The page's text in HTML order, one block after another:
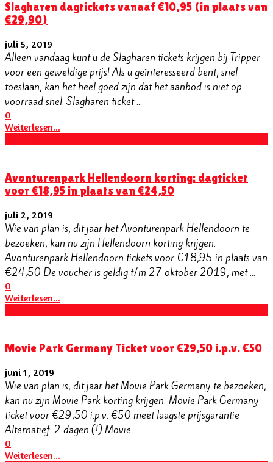
Slagharen dagtickets vanaaf €10,95 (in plaats van
€29,90)
juli 5, 2019
Alleen vandaag kunt u de Slagharen tickets krijgen bij Tripper
voor een geweldige prijs! Als u geïnteresseerd bent, snel
toeslaan, kan het heel goed zijn dat het aanbod is niet op
voorraad snel. Slagharen ticket ...
0
Weiterlesen...
Avonturenpark Hellendoorn korting: dagticket
voor €18,95 in plaats van €24,50
juli 2, 2019
Wie van plan is, dit jaar het Avonturenpark Hellendoorn te
bezoeken, kan nu zijn Hellendoorn korting krijgen.
Avonturenpark Hellendoorn tickets voor €18,95 in plaats van
€24,50 De voucher is geldig t/m 27 oktober 2019, met ...
0
Weiterlesen...
Movie Park Germany Ticket voor €29,50 i.p.v. €50
juni 1, 2019
Wie van plan is, dit jaar het Movie Park Germany te bezoeken,
kan nu zijn Movie Park korting krijgen: Movie Park Germany
ticket voor €29,50 i.p.v. €50 meet laagste prijsgarantie
Alternatief: 2 dagen (!) Movie ...
0
Weiterlesen...